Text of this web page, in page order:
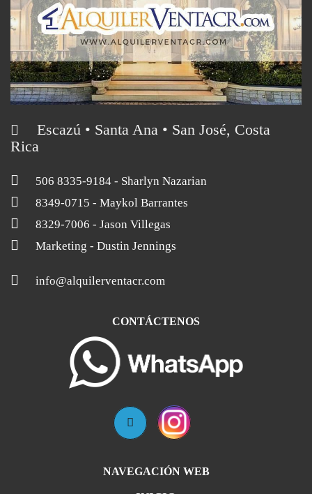
Escazú • Santa Ana • San José, Costa
Rica
506 8335-9184 - Sharlyn Nazarian
8349-0715 - Maykol Barrantes
8329-7006 - Jason Villegas
Marketing - Dustin Jennings
info@alquilerventacr.com
CONTÁCTENOS
NAVEGACIÓN WEB